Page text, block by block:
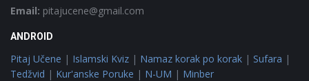
Email: pitajucene@gmail.com
ANDROID
Pitaj Učene | Islamski Kviz | Namaz korak po korak | Sufara |
Tedžvid | Kur'anske Poruke | N-UM | Minber